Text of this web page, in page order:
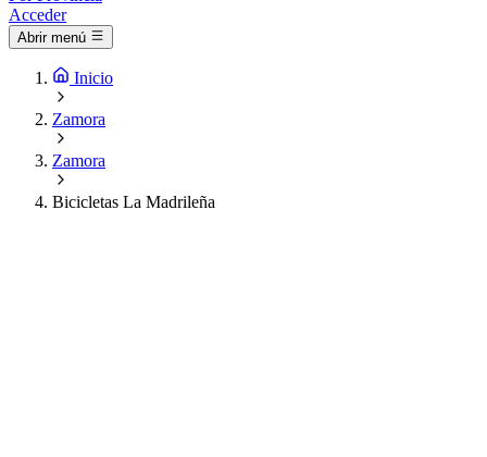
Acceder
Abrir menú
Inicio
Zamora
Zamora
Bicicletas La Madrileña